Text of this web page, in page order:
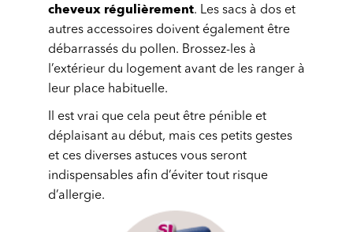
cheveux régulièrement. Les sacs à dos et
autres accessoires doivent également être
débarrassés du pollen. Brossez-les à
l’extérieur du logement avant de les ranger à
leur place habituelle.
Il est vrai que cela peut être pénible et
déplaisant au début, mais ces petits gestes
et ces diverses astuces vous seront
indispensables afin d’éviter tout risque
d’allergie.